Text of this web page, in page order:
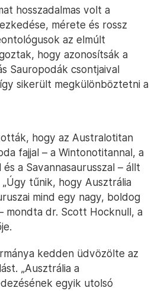
hosszadalmas volt a
mérete és rossz
az elmúlt
hogy azonosítsák a
Sauropodák csontjaival
sikerült megkülönböztetni a
hogy az Australotitan
fajjal – a Wintonotitannal, a
és a Savannasaurusszal – állt
tűnik, hogy Ausztrália
mind egy nagy, boldog
mondta dr. Scott Hocknull, a
kedden üdvözölte az
„Ausztrália a
egyik utolsó